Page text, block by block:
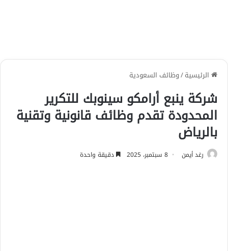
الرئيسية/وظائف السعودية
شركة ينبع أرامكو سينوبك للتكرير
المحدودة تقدم وظائف قانونية وتقنية
بالرياض
رغد أيمن 8 سبتمبر، 2025 دقيقة واحدة